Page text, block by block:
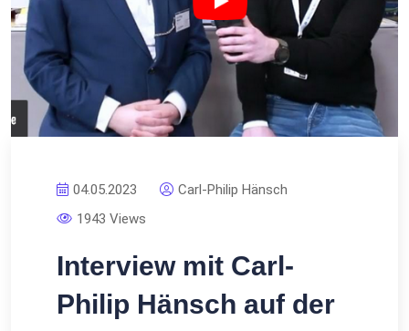
04.05.2023
Carl-Philip Hänsch
1943 Views
Interview mit Carl-
Philip Hänsch auf der